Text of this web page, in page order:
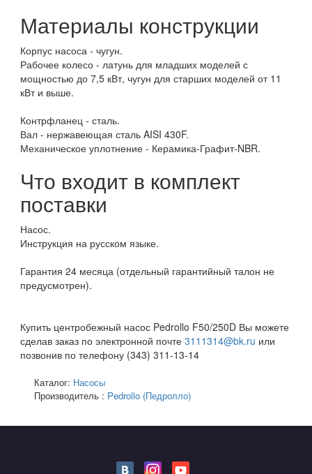
Материалы конструкции
Корпус насоса - чугун.
Рабочее колесо - латунь для младших моделей с
мощностью до 7,5 кВт, чугун для старших моделей от 11
кВт и выше.
Контрфланец - сталь.
Вал - нержавеющая сталь AISI 430F.
Механическое уплотнение - Керамика-Графит-NBR.
Что входит в комплект
поставки
Насос.
Инструкция на русском языке.
Гарантия 24 месяца (отдельный гарантийный талон не
предусмотрен).
Купить центробежный насос Pedrollo F50/250D Вы можете
сделав заказ по электронной почте 3111314@bk.ru или
позвонив по телефону (343) 311-13-14
Каталог: Насосы
Производитель : Pedrollo (Педролло)